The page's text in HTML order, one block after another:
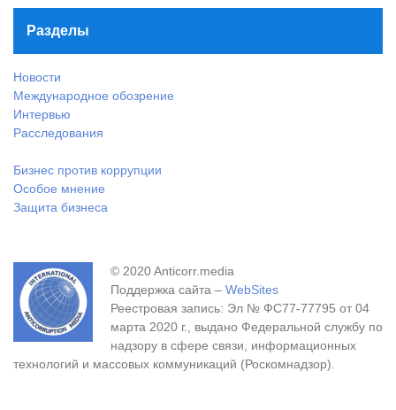
Разделы
Новости
Международное обозрение
Интервью
Расследования
Бизнес против коррупции
Особое мнение
Защита бизнеса
© 2020 Anticorr.media
Поддержка сайта – WebSites
Реестровая запись: Эл № ФС77-77795 от 04
марта 2020 г., выдано Федеральной службу по
надзору в сфере связи, информационных
технологий и массовых коммуникаций (Роскомнадзор).